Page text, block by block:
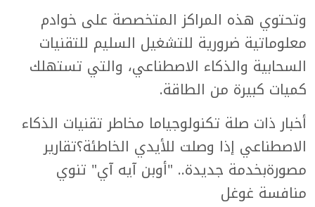
وتحتوي هذه المراكز المتخصصة على خوادم
معلوماتية ضرورية للتشغيل السليم للتقنيات
السحابية والذكاء الاصطناعي، والتي تستهلك
كميات كبيرة من الطاقة.
أخبار ذات صلة تكنولوجياما مخاطر تقنيات الذكاء
الاصطناعي إذا وصلت للأيدي الخاطئة؟تقارير
مصورةبخدمة جديدة.. "أوبن آيه آي" تنوي
منافسة غوغل